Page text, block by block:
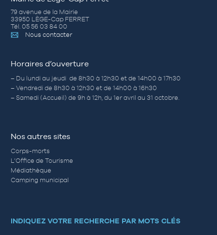
79 avenue de la Mairie
33950 LÈGE-Cap FERRET
Tél. 05 56 03 84 00
Nous contacter
Horaires d’ouverture
– Du lundi au jeudi de 8h30 à 12h30 et de 14h00 à 17h30
– Vendredi de 8h30 à 12h30 et de 14h00 à 16h30
– Samedi (Accueil) de 9h à 12h, du 1er avril au 31 octobre.
Nos autres sites
Corps-morts
L’Office de Tourisme
Médiathèque
Camping municipal
INDIQUEZ VOTRE RECHERCHE PAR MOTS CLÉS